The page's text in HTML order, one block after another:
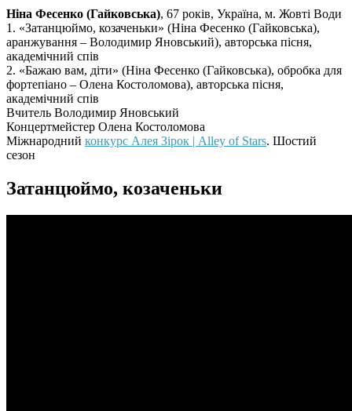
Ніна Фесенко (Гайковська), 67 років, Україна, м. Жовті Води
1. «Затанцюймо, козаченьки» (Ніна Фесенко (Гайковська),
аранжування – Володимир Яновський), авторська пісня,
академічний спів
2. «Бажаю вам, діти» (Ніна Фесенко (Гайковська), обробка для
фортепіано – Олена Костоломова), авторська пісня,
академічний спів
Вчитель Володимир Яновський
Концертмейстер Олена Костоломова
Міжнародний конкурс Алея Зірок | Alley of Stars. Шостий
сезон
Затанцюймо, козаченьки